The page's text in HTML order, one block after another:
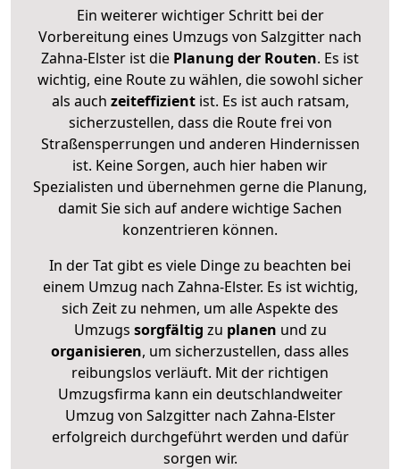
Ein weiterer wichtiger Schritt bei der
Vorbereitung eines Umzugs von Salzgitter nach
Zahna-Elster ist die Planung der Routen. Es ist
wichtig, eine Route zu wählen, die sowohl sicher
als auch zeiteffizientist. Es ist auch ratsam,
sicherzustellen, dass die Route frei von
Straßensperrungen und anderen Hindernissen
ist. Keine Sorgen, auch hier haben wir
Spezialisten und übernehmen gerne die Planung,
damit Sie sich auf andere wichtige Sachen
konzentrieren können.
In der Tat gibt es viele Dinge zu beachten bei
einem Umzug nach Zahna-Elster. Es ist wichtig,
sich Zeit zu nehmen, um alle Aspekte des
Umzugs sorgfältig zu planen und zu
organisieren, um sicherzustellen, dass alles
reibungslos verläuft. Mit der richtigen
Umzugsfirma kann ein deutschlandweiter
Umzug von Salzgitter nach Zahna-Elster
erfolgreich durchgeführt werden und dafür
sorgen wir.